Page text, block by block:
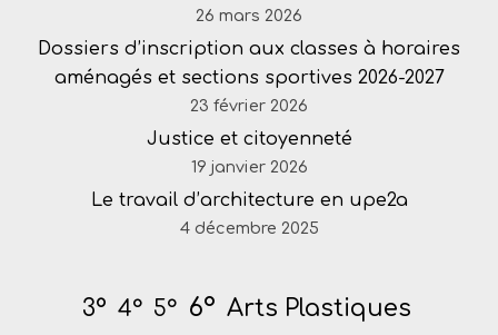
26 mars 2026
Dossiers d’inscription aux classes à horaires
aménagés et sections sportives 2026-2027
23 février 2026
Justice et citoyenneté
19 janvier 2026
Le travail d’architecture en upe2a
4 décembre 2025
3° 4° 5° 6° Arts Plastiques